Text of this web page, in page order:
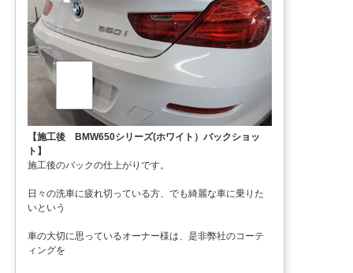
【施工後 BMW650シリーズ(ホワイト）バックショッ
ト】
施工後のバックの仕上がりです。
日々の洗車に疲れ切っている方、でも綺麗な車に乗りた
いという
車の大切に思っているオーナー様は、是非弊社のコーテ
ィングを